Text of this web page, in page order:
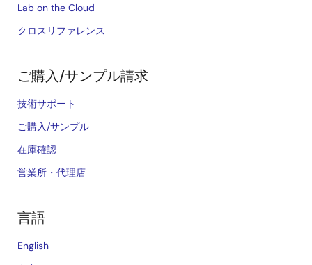
Lab on the Cloud
クロスリファレンス
ご購入/サンプル請求
技術サポート
ご購入/サンプル
在庫確認
営業所・代理店
言語
English